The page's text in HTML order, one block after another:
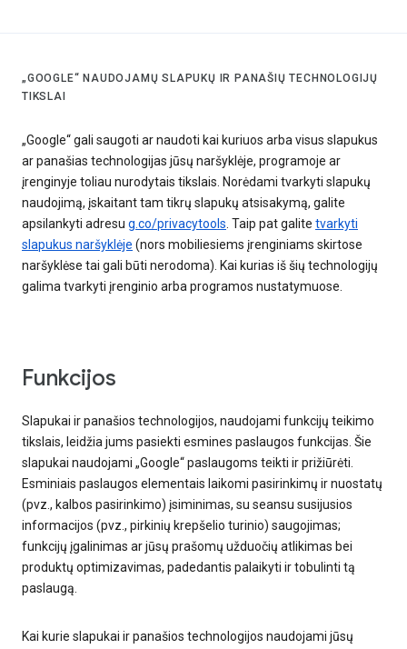
„GOOGLE“ NAUDOJAMŲ SLAPUKŲ IR PANAŠIŲ TECHNOLOGIJŲ
TIKSLAI
„Google“ gali saugoti ar naudoti kai kuriuos arba visus slapukus
ar panašias technologijas jūsų naršyklėje, programoje ar
įrenginyje toliau nurodytais tikslais. Norėdami tvarkyti slapukų
naudojimą, įskaitant tam tikrų slapukų atsisakymą, galite
apsilankyti adresu g.co/privacytools. Taip pat galite tvarkyti
slapukus naršyklėje (nors mobiliesiems įrenginiams skirtose
naršyklėse tai gali būti nerodoma). Kai kurias iš šių technologijų
galima tvarkyti įrenginio arba programos nustatymuose.
Funkcijos
Slapukai ir panašios technologijos, naudojami funkcijų teikimo
tikslais, leidžia jums pasiekti esmines paslaugos funkcijas. Šie
slapukai naudojami „Google“ paslaugoms teikti ir prižiūrėti.
Esminiais paslaugos elementais laikomi pasirinkimų ir nuostatų
(pvz., kalbos pasirinkimo) įsiminimas, su seansu susijusios
informacijos (pvz., pirkinių krepšelio turinio) saugojimas;
funkcijų įgalinimas ar jūsų prašomų užduočių atlikimas bei
produktų optimizavimas, padedantis palaikyti ir tobulinti tą
paslaugą.
Kai kurie slapukai ir panašios technologijos naudojami jūsų